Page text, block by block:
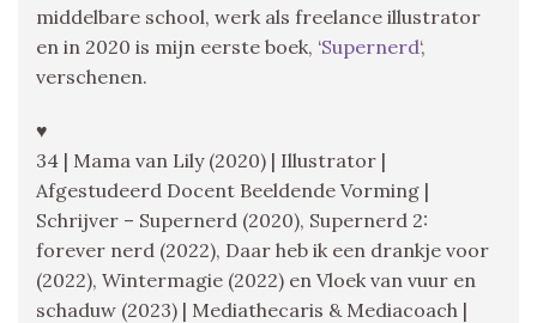
middelbare school, werk als freelance illustrator
en in 2020 is mijn eerste boek, ‘Supernerd‘,
verschenen.
♥
34 | Mama van Lily (2020) | Illustrator |
Afgestudeerd Docent Beeldende Vorming |
Schrijver – Supernerd (2020), Supernerd 2:
forever nerd (2022), Daar heb ik een drankje voor
(2022), Wintermagie (2022) en Vloek van vuur en
schaduw (2023) | Mediathecaris & Mediacoach |